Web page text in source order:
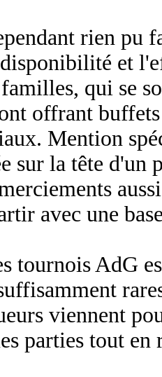
rien pu
et
qui se
offrant
Mention
sur la tête
avec une
tournois AdG
viennent
parties tout